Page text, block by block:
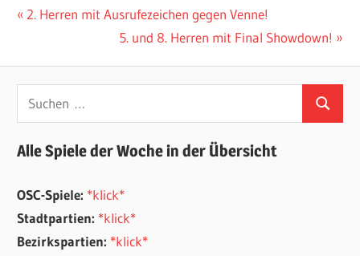
Beitragsnavigation
Vorheriger
2. Herren mit Ausrufezeichen gegen Venne!
Nächster
5. und 8. Herren mit Final Showdown!
Suchen
nach:
Suchen
Alle Spiele der Woche in der Übersicht
OSC-Spiele: *klick*
Stadtpartien: *klick*
Bezirkspartien: *klick*